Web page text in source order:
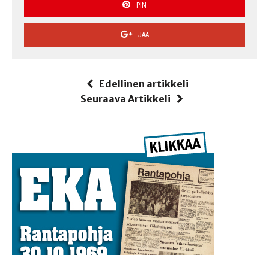
PIN
JAA
Edellinen artikkeli
Seuraava Artikkeli